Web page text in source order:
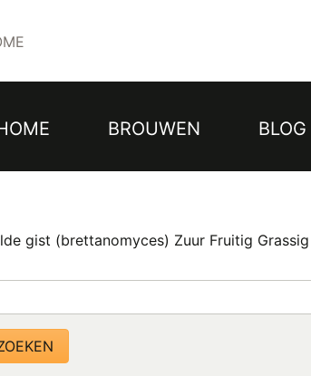
BROUWEN BLOG
gist (brettanomyces) Zuur Fruitig Grassig